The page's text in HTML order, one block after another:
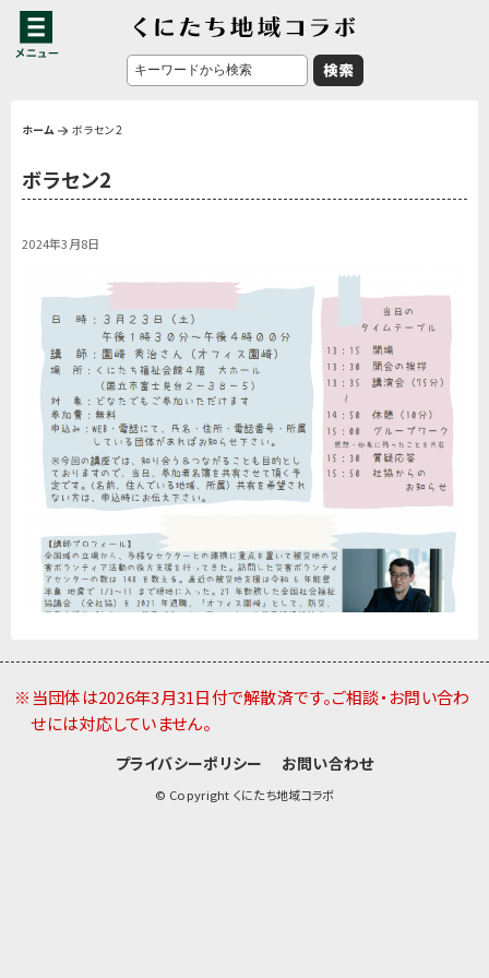
ホーム ボラセン2
ボラセン2
2024年3月8日
※当団体は2026年3月31日付で解散済です。ご相談・お問い合わ
せには対応していません。
プライバシーポリシー お問い合わせ
© Copyright くにたち地域コラボ